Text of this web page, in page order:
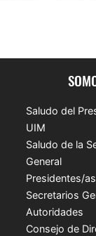
Saludo del
UIM
Saludo de la
General
Presidentes/
Secretarios
Autoridades
Consejo de